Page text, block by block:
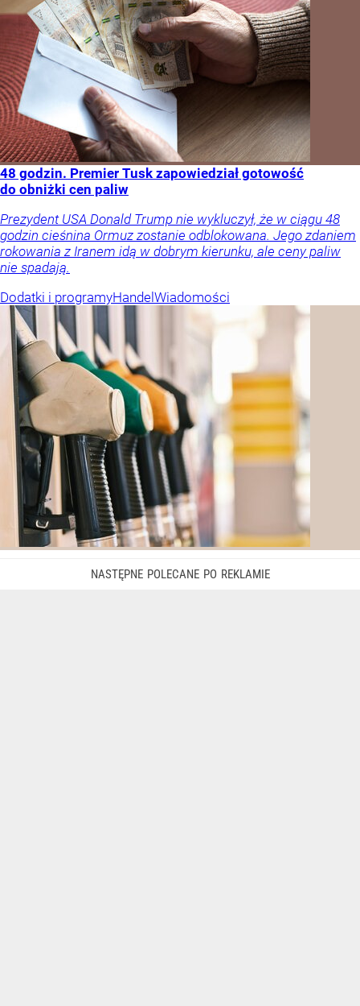
48 godzin. Premier Tusk zapowiedział gotowość
do obniżki cen paliw
Prezydent USA Donald Trump nie wykluczył, że w ciągu 48
godzin cieśnina Ormuz zostanie odblokowana. Jego zdaniem
rokowania z Iranem idą w dobrym kierunku, ale ceny paliw
nie spadają.
Dodatki i programyHandel Wiadomości